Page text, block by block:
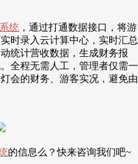
统 ，通过打通数据接口，将游
时录入云计算中心，实时汇总
统计营收数据，生成财务报
全程无需人工，管理者仅需一
会的财务、游客实况，避免由
的信息么？快来咨询我们吧~